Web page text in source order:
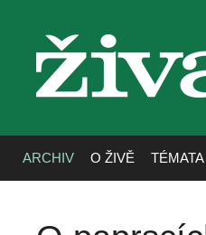
živa
ARCHIV O ŽIVĚ TÉMATA